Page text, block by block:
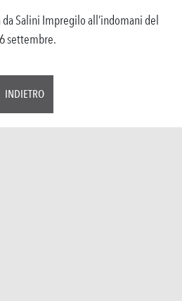
Salini Impregilo all’indomani del
settembre.
INDIETRO